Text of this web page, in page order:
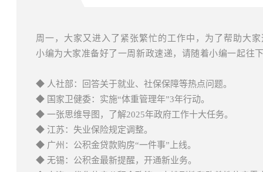
周一，大家又进入了紧张繁忙的工作中，为了帮助大
小编为大家准备好了一周新政速递，请随着小编一起往
◆ 人社部：回答关于就业、社保保障等热点问题。
◆ 国家卫健委：实施“体重管理年”3年行动。
◆ 一张思维导图，了解2025年政府工作十大任务。
◆ 江苏：失业保险规定调整。
◆ 广州：公积金贷款购房“一件事”上线。
◆ 无锡：公积金最新提醒，开通新业务。